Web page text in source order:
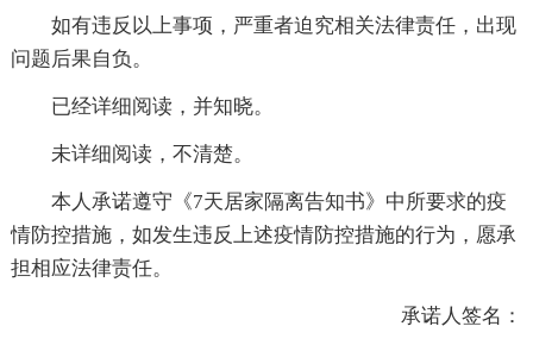
如有违反以上事项，严重者迫究相关法律责任，出现
问题后果自负。
已经详细阅读，并知晓。
未详细阅读，不清楚。
本人承诺遵守《7天居家隔离告知书》中所要求的疫
情防控措施，如发生违反上述疫情防控措施的行为，愿承
担相应法律责任。
承诺人签名：